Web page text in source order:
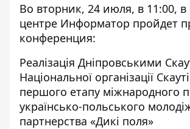
Во вторник, 24 июля, в 11:00,
центре Информатор пройдет
конференция:
Реалізація Дніпровськими
Національної організації
першого етапу міжнародного
українсько-польського
партнерства «Дикі поля»